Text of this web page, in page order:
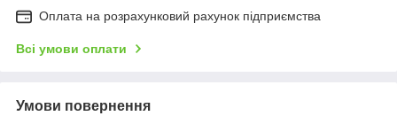
Оплата на розрахунковий рахунок підприємства
Всі умови оплати
Умови повернення